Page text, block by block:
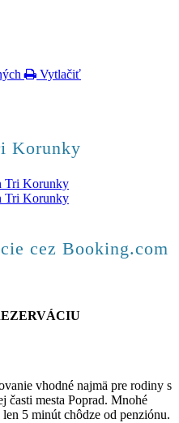
Vytlačiť
Korunky
cez Booking.com
vhodné najmä pre rodiny s
časti mesta Poprad. Mnohé
5 minút chôdze od penziónu.